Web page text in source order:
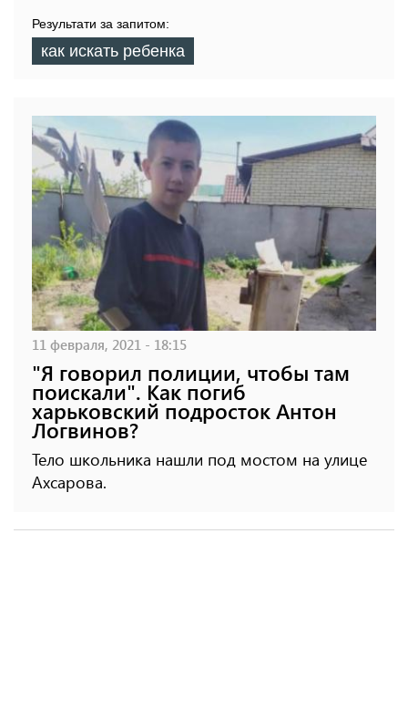
Результати за запитом:
как искать ребенка
11 февраля, 2021 - 18:15
"Я говорил полиции, чтобы там
поискали". Как погиб
харьковский подросток Антон
Логвинов?
Тело школьника нашли под мостом на улице
Ахсарова.